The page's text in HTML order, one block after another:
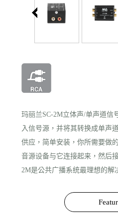
玛丽兰SC-2M立体声/单声道信
入信号源，并将其转换成单声
供应，简单安装，你所需要做
音源设备与它连接起来，然后
2M是公共广播系统最理想的解